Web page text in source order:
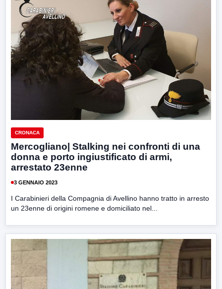
CRONACA
Mercogliano| Stalking nei confronti di una
donna e porto ingiustificato di armi,
arrestato 23enne
3 GENNAIO 2023
I Carabinieri della Compagnia di Avellino hanno tratto in arresto
un 23enne di origini romene e domiciliato nel...